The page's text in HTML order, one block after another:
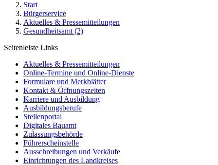
Start
Bürgerservice
Aktuelles & Pressemitteilungen
Gesundheitsamt (2)
Seitenleiste Links
Aktuelles & Pressemitteilungen
Online-Termine und Online-Dienste
Formulare und Merkblätter
Kontakt & Öffnungszeiten
Karriere und Ausbildung
Ausbildungsberufe
Stellenportal
Digitales Bauamt
Zulassungsbehörde
Führerscheinstelle
Ausschreibungen und Verkäufe
Einrichtungen des Landkreises